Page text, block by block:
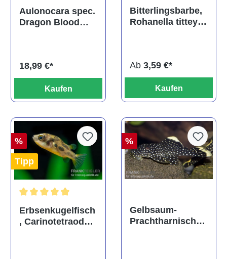
Durchschnittliche Bewertung von 5 von 5 Sternen
Aulonocara spec.
Dragon Blood
18,99 €*
Kaufen
Bitterlingsbarbe,
Rohanella titteya,
Ab 3,59 €*
Kaufen
%
Tipp
Durchschnittliche Bewertung von 5 von 5 Sternen
Erbsenkugelfisch
, Carinotetraodon
%
Gelbsaum-
Prachtharnischw